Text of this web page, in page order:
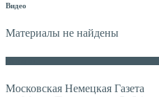
Видео
Материалы не найдены
Московская Немецкая Газета